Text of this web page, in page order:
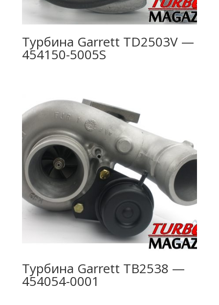
Турбина Garrett TD2503V —
454150-5005S
Турбина Garrett TB2538 —
454054-0001